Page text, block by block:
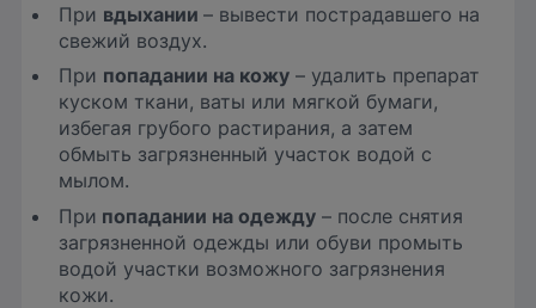
При вдыхании– вывести пострадавшего на
свежий воздух.
При попадании на кожу – удалить препарат
куском ткани, ваты или мягкой бумаги,
избегая грубого растирания, а затем
обмыть загрязненный участок водой с
мылом.
При попадании на одежду – после снятия
загрязненной одежды или обуви промыть
водой участки возможного загрязнения
кожи.